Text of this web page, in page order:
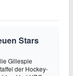
Stars
Gillespie
der Hockey-